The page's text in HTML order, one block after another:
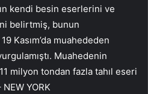
kendi besin eserlerini ve
belirtmiş, bunun
Kasım’da muahededen
Muahedenin
milyon tondan fazla tahıl eseri
YORK